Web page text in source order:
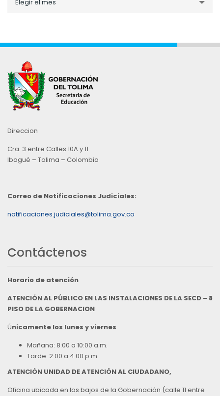
porElegir el mes
Direccion
Cra. 3 entre Calles 10A y 11
Ibagué – Tolima – Colombia
Correo de Notificaciones Judiciales:
notificaciones.judiciales@tolima.gov.co
Contáctenos
Horario de atención
ATENCIÓN AL PÚBLICO EN LAS INSTALACIONES DE LA SECD – 8
PISO DE LA GOBERNACION
Únicamente los lunes y viernes
Mañana: 8:00 a 10:00 a.m.
Tarde: 2:00 a 4:00 p.m
ATENCIÓN UNIDAD DE ATENCIÓN AL CIUDADANO,
Oficina ubicada en los bajos de la Gobernación (calle 11 entre